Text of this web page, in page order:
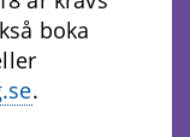
boka
.